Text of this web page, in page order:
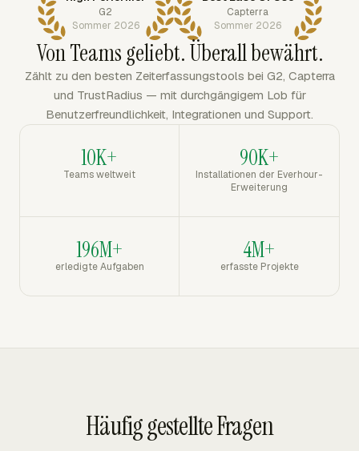
G2
Sommer 2026
Capterra
Sommer 2026
Von Teams geliebt. Überall bewährt.
Zählt zu den besten Zeiterfassungstools bei G2, Capterra
und TrustRadius — mit durchgängigem Lob für
Benutzerfreundlichkeit, Integrationen und Support.
10K+
Teams weltweit
90K+
Installationen der Everhour-
Erweiterung
196M+
erledigte Aufgaben
4M+
erfasste Projekte
Häufig gestellte Fragen